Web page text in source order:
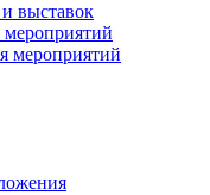
выставок
мероприятий